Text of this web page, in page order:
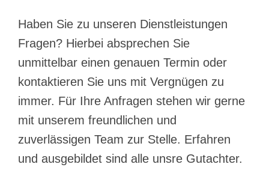
Haben Sie zu unseren Dienstleistungen
Fragen? Hierbei absprechen Sie
unmittelbar einen genauen Termin oder
kontaktieren Sie uns mit Vergnügen zu
immer. Für Ihre Anfragen stehen wir gerne
mit unserem freundlichen und
zuverlässigen Team zur Stelle. Erfahren
und ausgebildet sind alle unsre Gutachter.